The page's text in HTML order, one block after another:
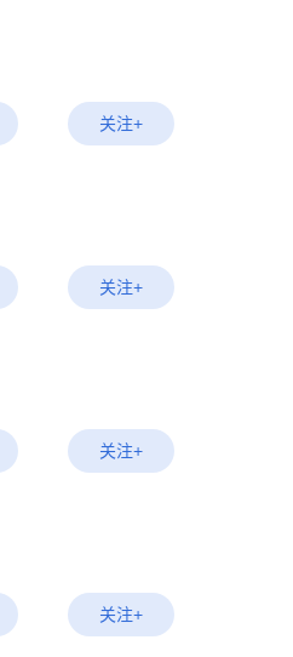
关注+
关注+
关注+
关注+